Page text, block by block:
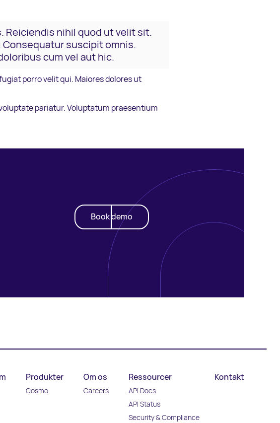
Reiciendis nihil quod ut velit sit.
suscipit omnis.
cum vel aut hic.
porro velit qui. Maiores dolores ut
pariatur. Voluptatum praesentium
Book demo
Book demo
Produkter
Cosmo
Om os
Careers
Ressourcer
API Docs
API Status
Security & Compliance
Kontakt